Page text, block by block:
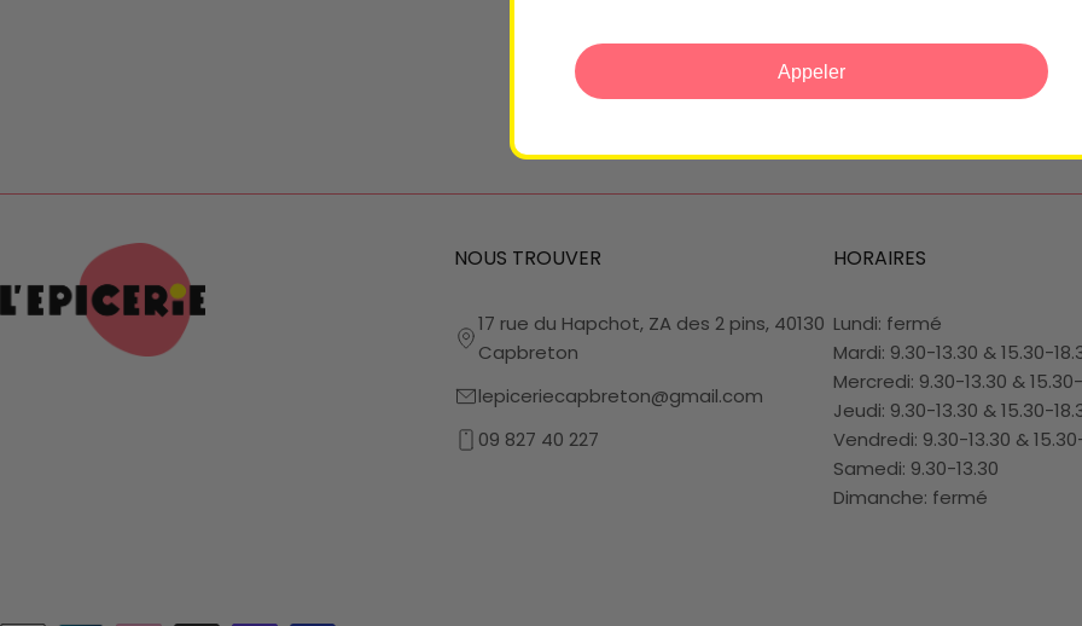
NOUS TROUVER
17 rue du Hapchot, ZA des 2 pins, 40130
Capbreton
lepiceriecapbreton@gmail.com
09 827 40 227
HORAIRES
Lundi: fermé
Mardi: 9.30-13.30 & 15.30-
Mercredi: 9.30-13.30 &
Jeudi: 9.30-13.30 & 15.30-
Vendredi: 9.30-13.30 &
Samedi: 9.30-13.30
Dimanche: fermé
Appeler